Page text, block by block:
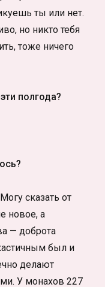
ты или нет.
но никто тебя
тоже ничего
полгода?
сказать от
новое, а
— доброта
был и
делают
У монахов 227